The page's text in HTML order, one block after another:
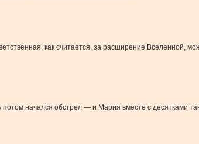
как считается, за расширение Вселенной,
начался обстрел — и Мария вместе с десятками